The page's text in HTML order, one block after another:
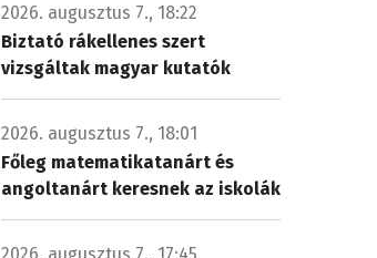
2026. augusztus 7., 18:22
Biztató rákellenes szert
vizsgáltak magyar kutatók
2026. augusztus 7., 18:01
Főleg matematikatanárt és
angoltanárt keresnek az iskolák